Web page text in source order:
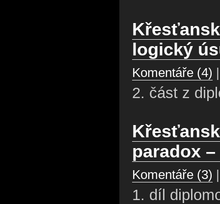
logický
Komentáře (4)
2. část z
paradox
Komentáře (3)
1. díl